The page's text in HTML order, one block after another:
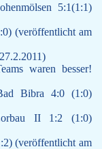
5:1(1:1)
(veröffentlicht am
waren besser!
Bibra 4:0 (1:0)
II 1:2 (1:0)
(veröffentlicht am